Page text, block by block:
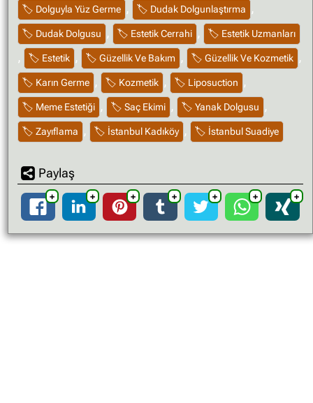
Dolguyla Yüz Germe , Dudak Dolgunlaştırma ,
Dudak Dolgusu , Estetik Cerrahi , Estetik Uzmanları
, Estetik , Güzellik Ve Bakım , Güzellik Ve Kozmetik ,
Karın Germe , Kozmetik , Liposuction ,
Meme Estetiği , Saç Ekimi , Yanak Dolgusu ,
Zayıflama , İstanbul Kadıköy , İstanbul Suadiye
Paylaş
➕ ➕ ➕ ➕ ➕ ➕ ➕